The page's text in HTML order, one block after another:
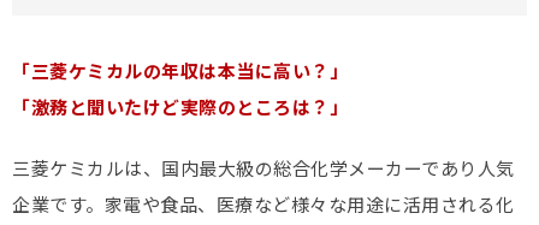
「三菱ケミカルの年収は本当に高い？」
「激務と聞いたけど実際のところは？」
三菱ケミカルは、国内最大級の総合化学メーカーであり人気
企業です。家電や食品、医療など様々な用途に活用される化